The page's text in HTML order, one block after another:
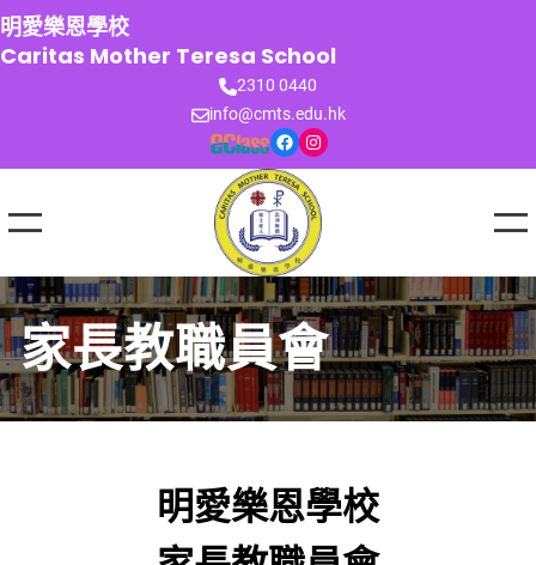
跳
至
主
明愛樂恩學校
Caritas Mother Teresa School
2310 0440
info@cmts.edu.hk
Facebook Instagram
家長教職員會
明愛樂恩學校